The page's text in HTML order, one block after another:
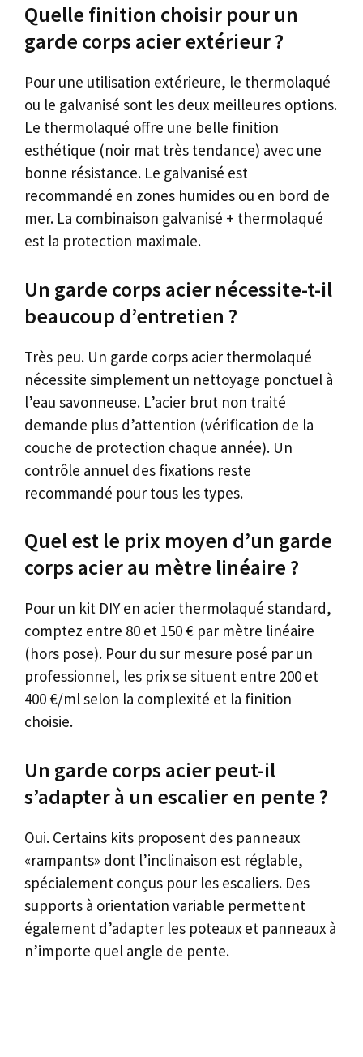
Quelle finition choisir pour un
garde corps acier extérieur ?
Pour une utilisation extérieure, le thermolaqué
ou le galvanisé sont les deux meilleures options.
Le thermolaqué offre une belle finition
esthétique (noir mat très tendance) avec une
bonne résistance. Le galvanisé est
recommandé en zones humides ou en bord de
mer. La combinaison galvanisé + thermolaqué
est la protection maximale.
Un garde corps acier nécessite-t-il
beaucoup d’entretien ?
Très peu. Un garde corps acier thermolaqué
nécessite simplement un nettoyage ponctuel à
l’eau savonneuse. L’acier brut non traité
demande plus d’attention (vérification de la
couche de protection chaque année). Un
contrôle annuel des fixations reste
recommandé pour tous les types.
Quel est le prix moyen d’un garde
corps acier au mètre linéaire ?
Pour un kit DIY en acier thermolaqué standard,
comptez entre 80 et 150 € par mètre linéaire
(hors pose). Pour du sur mesure posé par un
professionnel, les prix se situent entre 200 et
400 €/ml selon la complexité et la finition
choisie.
Un garde corps acier peut-il
s’adapter à un escalier en pente ?
Oui. Certains kits proposent des panneaux
«rampants» dont l’inclinaison est réglable,
spécialement conçus pour les escaliers. Des
supports à orientation variable permettent
également d’adapter les poteaux et panneaux à
n’importe quel angle de pente.